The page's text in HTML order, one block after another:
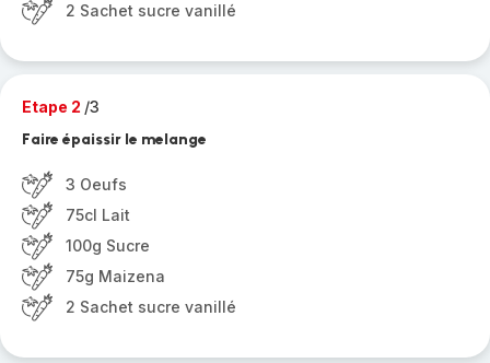
2 Sachet sucre vanillé
Etape 2 /3
Faire épaissir le melange
3 Oeufs
75cl Lait
100g Sucre
75g Maizena
2 Sachet sucre vanillé